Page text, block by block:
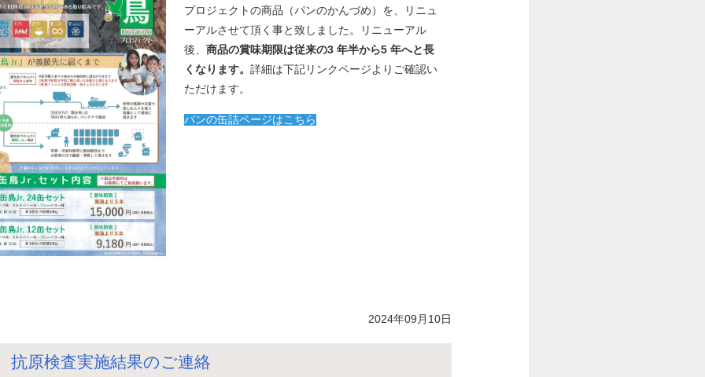
プロジェクトの商品（パンのかんづめ）を、リニュ
ーアルさせて頂く事と致しました。リニューアル
後、 商品の賞味期限は従来の3 年半から5 年へと長
くなります。 詳細は下記リンクページよりご確認い
ただけます。
パンの缶詰ページはこちら
2024年09月10日
原検査実施結果のご連絡